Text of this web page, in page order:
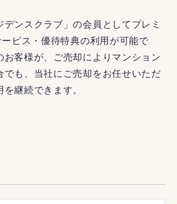
デンスクラブ」の会員としてプレミ
ビス・優待特典の利用が可能で
お客様が、ご売却によりマンション
でも、当社にご売却をお任せいただ
継続できます。